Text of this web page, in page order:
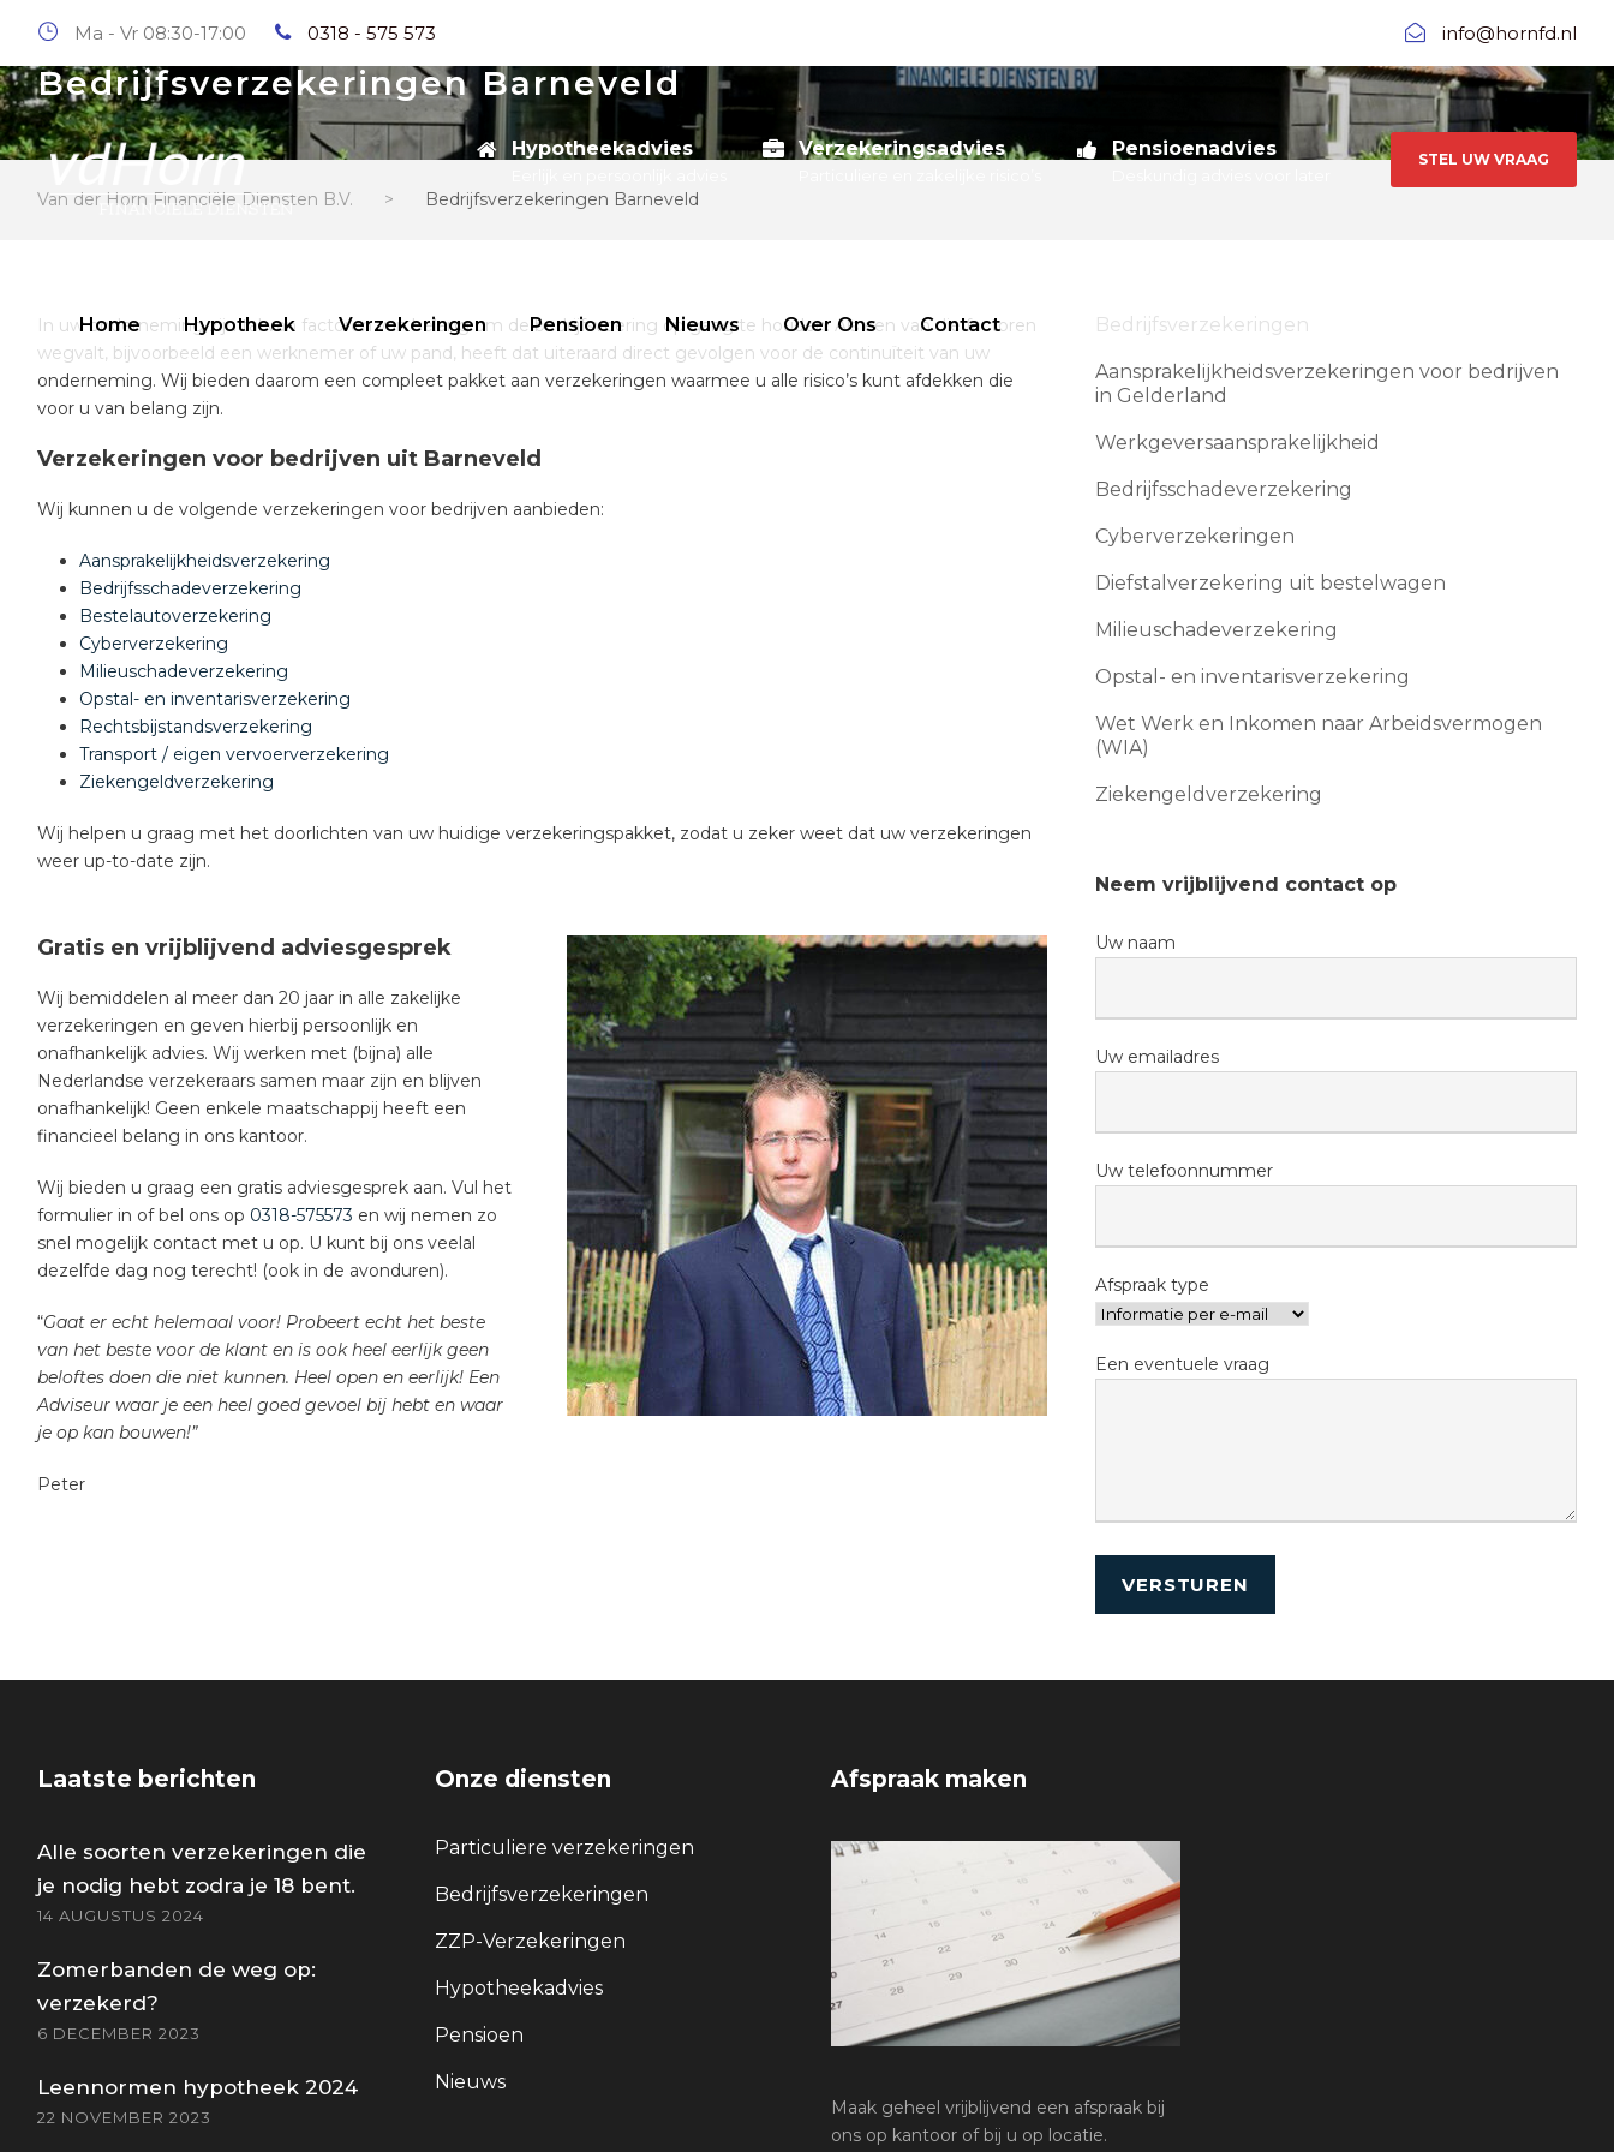
Ma - Vr 08:30-17:00 0318 - 575 573 info@hornfd.nl
Hypotheekadvies Verzekeringsadvies Pensioenadvies STEL UW VRAAG
Home Hypotheek Verzekeringen Pensioen Nieuws Over Ons Contact
Bedrijfsverzekeringen Barneveld
Van der Horn Financiële Diensten B.V. > Bedrijfsverzekeringen Barneveld
In uw onderneming zijn tal van factoren van belang om de bedrijfsvoering op gang te houden. Als een van die factoren
wegvalt, bijvoorbeeld een werknemer of uw pand, heeft dat uiteraard direct gevolgen voor de continuïteit van uw
onderneming. Wij bieden daarom een compleet pakket aan verzekeringen waarmee u alle risico’s kunt afdekken die
voor u van belang zijn.
Verzekeringen voor bedrijven uit Barneveld
Wij kunnen u de volgende verzekeringen voor bedrijven aanbieden:
Aansprakelijkheidsverzekering
Bedrijfsschadeverzekering
Bestelautoverzekering
Cyberverzekering
Milieuschadeverzekering
Opstal- en inventarisverzekering
Rechtsbijstandsverzekering
Transport / eigen vervoerverzekering
Ziekengeldverzekering
Wij helpen u graag met het doorlichten van uw huidige verzekeringspakket, zodat u zeker weet dat uw verzekeringen
weer up-to-date zijn.
Gratis en vrijblijvend adviesgesprek
Wij bemiddelen al meer dan 20 jaar in alle zakelijke
verzekeringen en geven hierbij persoonlijk en
onafhankelijk advies. Wij werken met (bijna) alle
Nederlandse verzekeraars samen maar zijn en blijven
onafhankelijk! Geen enkele maatschappij heeft een
financieel belang in ons kantoor.
Wij bieden u graag een gratis adviesgesprek aan. Vul het
formulier in of bel ons op 0318-575573 en wij nemen zo
snel mogelijk contact met u op. U kunt bij ons veelal
dezelfde dag nog terecht! (ook in de avonduren).
“Gaat er echt helemaal voor! Probeert echt het beste
van het beste voor de klant en is ook heel eerlijk geen
beloftes doen die niet kunnen. Heel open en eerlijk! Een
Adviseur waar je een heel goed gevoel bij hebt en waar
je op kan bouwen!”
Peter
Bedrijfsverzekeringen
Aansprakelijkheidsverzekeringen voor bedrijven
in Gelderland
Werkgeversaansprakelijkheid
Bedrijfsschadeverzekering
Cyberverzekeringen
Diefstalverzekering uit bestelwagen
Milieuschadeverzekering
Opstal- en inventarisverzekering
Wet Werk en Inkomen naar Arbeidsvermogen
(WIA)
Ziekengeldverzekering
Neem vrijblijvend contact op
Uw naam
Uw emailadres
Uw telefoonnummer
Afspraak type
Een eventuele vraag
Laatste berichten
Alle soorten verzekeringen die
je nodig hebt zodra je 18 bent.
14 AUGUSTUS 2024
Zomerbanden de weg op:
verzekerd?
6 DECEMBER 2023
Leennormen hypotheek 2024
22 NOVEMBER 2023
Onze diensten
Particuliere verzekeringen
Bedrijfsverzekeringen
ZZP-Verzekeringen
Hypotheekadvies
Pensioen
Nieuws
Afspraak maken
Maak geheel vrijblijvend een afspraak bij
ons op kantoor of bij u op locatie.